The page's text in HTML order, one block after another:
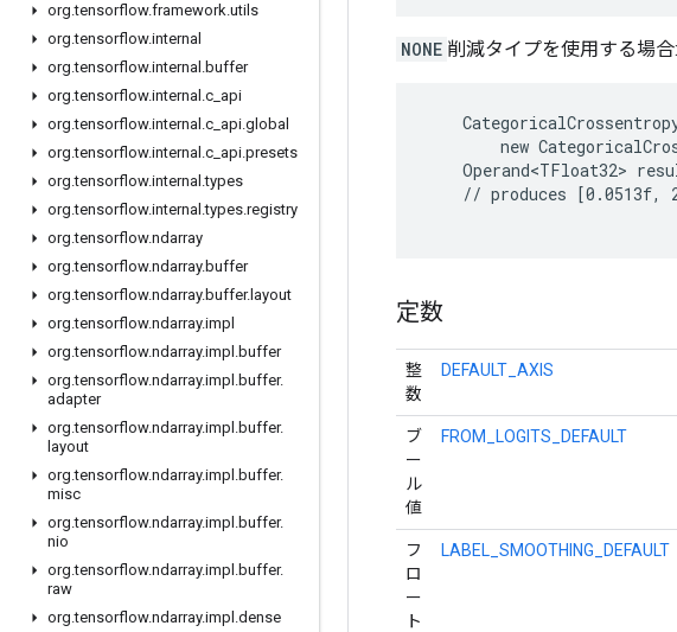
org.tensorflow.framework.utils
org.tensorflow.internal
org.tensorflow.internal .buffer
org.tensorflow.internal .c api
org.tensorflow.internal .c api.global
org.tensorflow.internal .c api.presets
org.tensorflow.internal .types
org.tensorflow.internal .types.registry
org.tensorflow.ndarray
org.tensorflow.ndarray.buffer
org.tensorflow.ndarray.buffer. layout
org.tensorflow.ndarray.impl
org.tensorflow.ndarray.impl .buffer
org.tensorflow.ndarray.impl .buffer.
adapter
org.tensorflow.ndarray.impl .buffer.
layout
org.tensorflow.ndarray.impl .buffer.
misc
org.tensorflow.ndarray.impl .buffer.
nio
org.tensorflow.ndarray.impl .buffer.
raw
org.tensorflow.ndarray.impl .dense
NONE 削減タイプを使用する場合:
new
Operand<TFloat32>
// produces [0.0513f,
定数
整
数
DEFAULT_AXIS
ブ
ー
ル
値
FROM_LOGITS_DEFAULT
フ
ロ
ー
ト
LABEL_SMOOTHING_DEFAULT